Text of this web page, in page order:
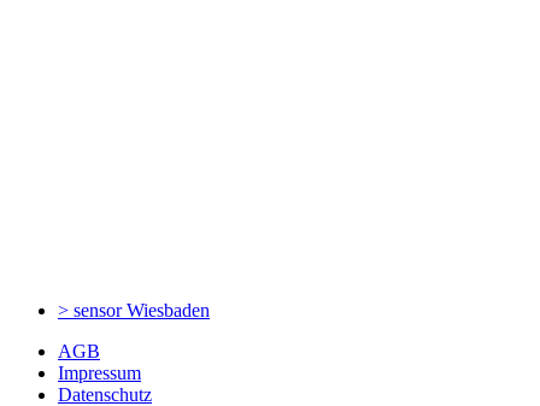
> sensorWiesbaden
AGB
Impressum
Datenschutz